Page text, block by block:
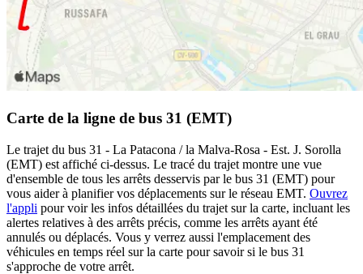
Carte de la ligne de bus 31 (EMT)
Le trajet du bus 31 - La Patacona / la Malva-Rosa - Est. J. Sorolla
(EMT) est affiché ci-dessus. Le tracé du trajet montre une vue
d'ensemble de tous les arrêts desservis par le bus 31 (EMT) pour
vous aider à planifier vos déplacements sur le réseau EMT. Ouvrez
l'appli pour voir les infos détaillées du trajet sur la carte, incluant les
alertes relatives à des arrêts précis, comme les arrêts ayant été
annulés ou déplacés. Vous y verrez aussi l'emplacement des
véhicules en temps réel sur la carte pour savoir si le bus 31
s'approche de votre arrêt.